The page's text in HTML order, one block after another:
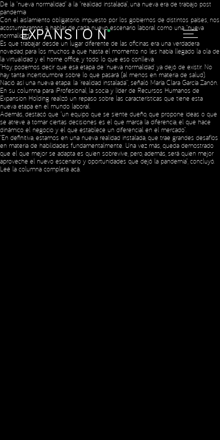
De la “nueva normalidad” a la “realidad instalada”, una nueva era de trabajo post
pandemia
Con el aislamiento obligatorio impuesto por los gobiernos de distintos países, nos
acostumbramos a hablar de cada nuevo escenario laboral como una “nueva
normalidad”.
Es que trabajar desde un lugar diferente de las oficinas era una verdadera
novedad, para los muchos a que hasta el momento no les había llegado la ola de
la virtualidad y el home office, y todo lo que eso conlleva.
“Hoy, podemos decir que esa etapa de ‘nueva normalidad’ ya dejó de existir. No
hay tanta incertidumbre sobre lo que pasará (al menos en materia de salud).
Nació así una nueva etapa: la ‘realidad instalada’”, señaló María Clara García Zanón.
En su columna para iProfesional, la socia y líder de Recursos Humanos de
Expansion Holding realizó un repaso sobre las características que tiene esta
nueva etapa en el mundo laboral.
Además, destacó que “un equipo que se siente dueño, que propone ideas o que
se atreve a tomar ciertas decisiones es el que marca la diferencia, el que hace
dinámico el negocio y el que establece un diferencial en el mercado”.
“En definitiva, estamos en una nueva realidad instalada, que trae grandes desafíos
en materia de habilidades fundamentalmente. Una vez más, queda demostrado
que el que mejor se adapta es quien sobrevive, pero, además, será quien mejor
aproveche el nuevo escenario y oportunidades que dejó la pandemia”, concluyó.
Leé la columna completa acá
Copyright © 2023 Expansion. All rights reserved. Privacy Policy
Social Media